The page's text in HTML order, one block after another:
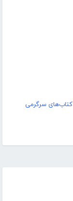
کتاب‌های سرگرمی